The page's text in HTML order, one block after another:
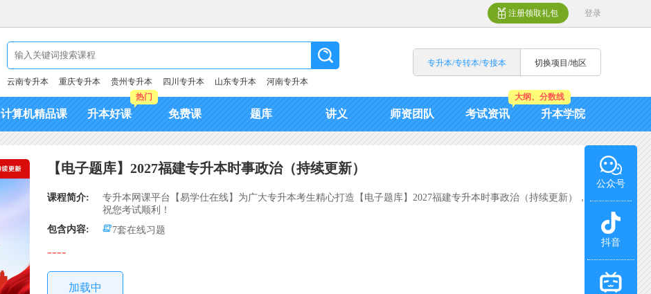
注册领取礼包 登录
云南专升本 重庆专升本 贵州专升本 四川专升本 山东专升本 河南专升本
专升本/专转本/专接本 切换项目/地区
计算机精品课 升本好课
热门
免费课 题库 讲义 师资团队 考试资讯
大纲、分数线
升本学院
【电子题库】2027福建专升本时事政治（持续更新）
课程简介:
专升本网课平台【易学仕在线】为广大专升本考生精心打造【电子题库】2027福建专升本时事政治（持续更新），
祝您考试顺利！
包含内容:
7套在线习题
----
加载中
公众号
抖音